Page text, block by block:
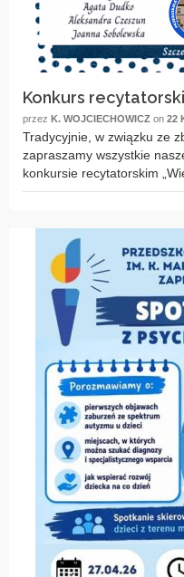
Konkurs recytatorski
przez K. WOJCIECHOWICZ on 22
Tradycyjnie, w związku ze
zapraszamy wszystkie
konkursie recytatorskim